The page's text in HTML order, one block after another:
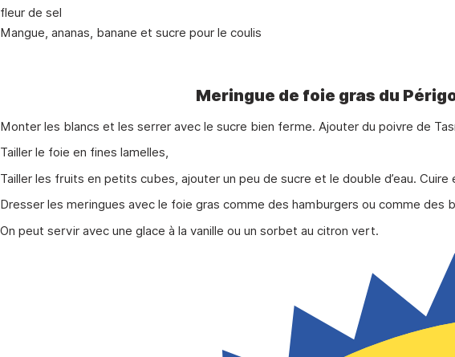
fleur de sel
Mangue, ananas, banane et sucre pour le coulis
Meringue de foie gras du
Monter les blancs et les serrer avec le sucre bien ferme. Ajouter du poivre de
Tailler le foie en fines lamelles,
Tailler les fruits en petits cubes, ajouter un peu de sucre et le double d’eau.
Dresser les meringues avec le foie gras comme des hamburgers ou comme des
On peut servir avec une glace à la vanille ou un sorbet au citron vert.